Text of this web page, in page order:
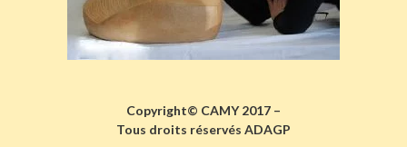
Copyright© CAMY 2017 –
Tous droits réservés ADAGP